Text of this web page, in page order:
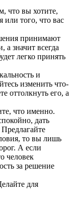
что вы хотите,
или того, что вас
принимают
а значит всегда
легко принять
и
изменить что-
оттолкнуть его, а
что именно.
дать
то вы лишь
А если
человек
за решение
для